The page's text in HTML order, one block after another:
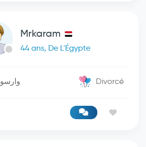
Mrkaram
44 ans, De L'Égypte
Pologne / وارسو Divorcé